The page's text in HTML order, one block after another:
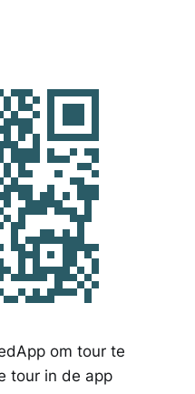
om tour te
tour in de app